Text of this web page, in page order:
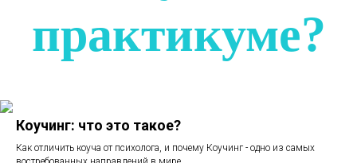
практикуме?
Коучинг: что это такое?
Как отличить коуча от психолога, и почему Коучинг - одно из самых